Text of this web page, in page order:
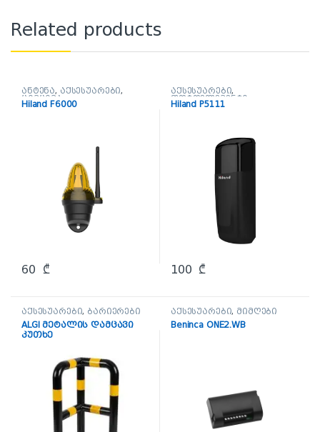
Related products
ანტენა, აქსესუარები,
ციმციმა
Hiland F6000
60 ₾
აქსესუარები,
ფოტოელემენტი
Hiland P5111
100 ₾
აქსესუარები, ბარიერები
ALGI მეტალის დამცავი
კუთხე
აქსესუარები, მიმღები
Beninca ONE2.WB